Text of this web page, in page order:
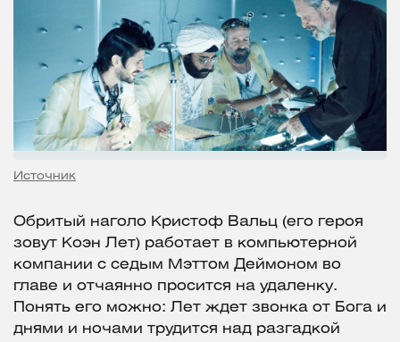
Источник
Обритый наголо Кристоф Вальц (его героя
зовут Коэн Лет) работает в компьютерной
компании с седым Мэттом Деймоном во
главе и отчаянно просится на удаленку.
Понять его можно: Лет ждет звонка от Бога и
днями и ночами трудится над разгадкой